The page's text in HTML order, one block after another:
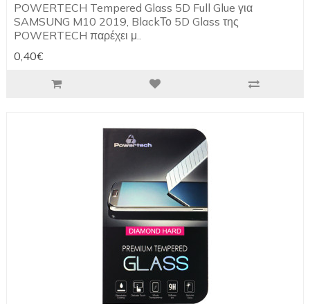
POWERTECH Tempered Glass 5D Full Glue για
SAMSUNG M10 2019, BlackΤο 5D Glass της
POWERTECH παρέχει μ..
0,40€